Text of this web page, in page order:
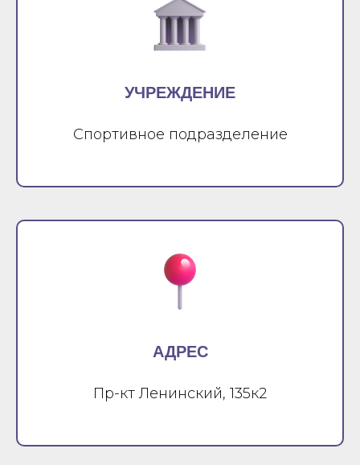
УЧРЕЖДЕНИЕ
Спортивное подразделение
АДРЕС
Пр-кт Ленинский, 135к2